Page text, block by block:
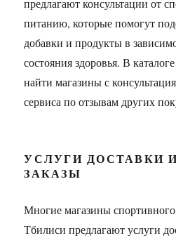
предлагают консультации от
питанию, которые помогут
добавки и продукты в
состояния здоровья. В
найти магазины с
сервиса по отзывам других
УСЛУГИ ДОСТАВКИ
ЗАКАЗЫ
Многие магазины
Тбилиси предлагают услуги